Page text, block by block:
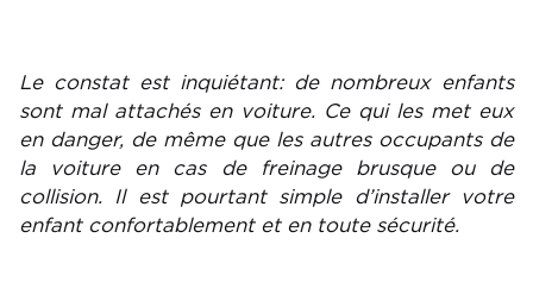
Le constat est inquiétant: de nombreux enfants
sont mal attachés en voiture. Ce qui les met eux
en danger, de même que les autres occupants de
la voiture en cas de freinage brusque ou de
collision. Il est pourtant simple d’installer votre
enfant confortablement et en toute sécurité.